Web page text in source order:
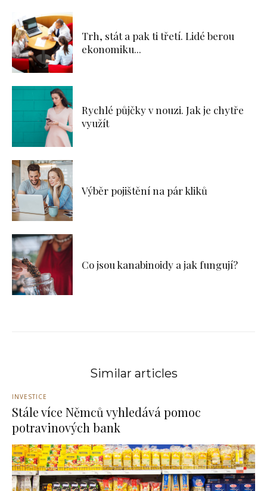
Trh, stát a pak ti třetí. Lidé berou
ekonomiku...
Rychlé půjčky v nouzi. Jak je chytře
využít
Výběr pojištění na pár kliků
Co jsou kanabinoidy a jak fungují?
Similar articles
INVESTICE
Stále více Němců vyhledává pomoc
potravinových bank